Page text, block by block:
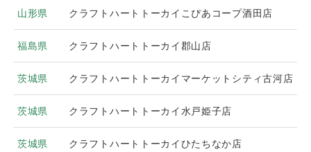
山形県 クラフトハートトーカイこぴあコープ酒田店
福島県 クラフトハートトーカイ郡山店
茨城県 クラフトハートトーカイマーケットシティ古河店
茨城県 クラフトハートトーカイ水戸姫子店
茨城県 クラフトハートトーカイひたちなか店